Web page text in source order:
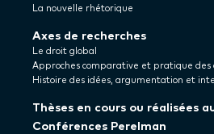
La nouvelle rhétorique
Axes de recherches
Le droit global
Approches comparative et pratique des
Histoire des idées, argumentation et
Thèses en cours ou réalisées
Conférences Perelman